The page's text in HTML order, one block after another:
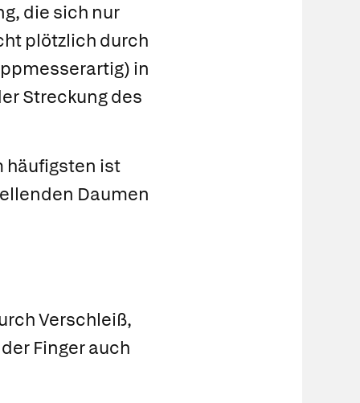
die sich nur
plötzlich durch
in
Streckung des
häufigsten ist
Daumen
Verschleiß,
Finger auch